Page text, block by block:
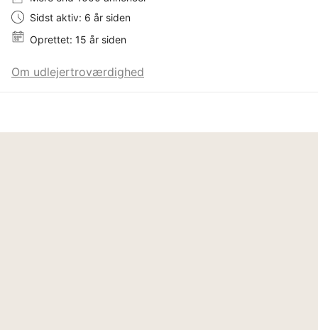
Sidst aktiv: 6 år siden
Oprettet: 15 år siden
Om udlejertroværdighed